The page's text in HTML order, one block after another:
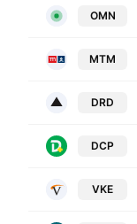
OMN
MTM
DRD
DCP
VKE